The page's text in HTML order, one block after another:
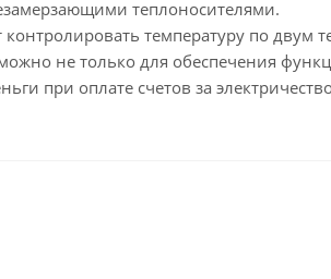
теплоносителями.
температуру по двум
не только для обеспечения
при оплате счетов за